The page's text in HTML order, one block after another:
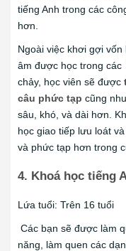
tiếng Anh trong các
hơn.
Ngoài việc khơi gợi
âm được học trong các
chảy, học viên sẽ được
câu phức tạp cũng
sâu, khó, và dài hơn.
học giao tiếp lưu loát
và phức tạp hơn trong
4. Khoá học tiếng
Lứa tuổi: Trên 16 tuổi
Các bạn sẽ được làm
năng, làm quen các